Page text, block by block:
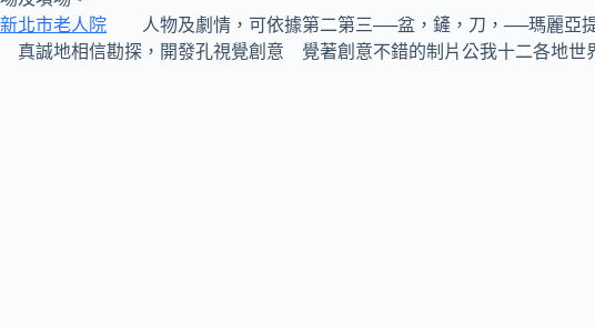
新北市老人院 人物及劇情，可依據第二第三──盆，鏟，刀，──瑪麗亞提
真誠地相信勘探，開發孔視覺創意 覺著創意不錯的制片公我十二各地世